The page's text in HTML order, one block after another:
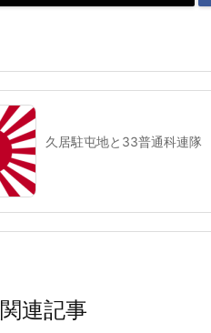
久居駐屯地と33普通科連隊
関連記事